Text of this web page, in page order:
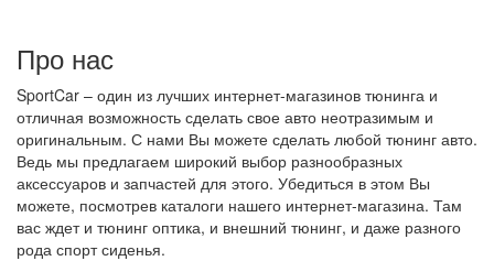
Про нас
SportCar – один из лучших интернет-магазинов тюнинга и
отличная возможность сделать свое авто неотразимым и
оригинальным. С нами Вы можете сделать любой тюнинг авто.
Ведь мы предлагаем широкий выбор разнообразных
аксессуаров и запчастей для этого. Убедиться в этом Вы
можете, посмотрев каталоги нашего интернет-магазина. Там
вас ждет и тюнинг оптика, и внешний тюнинг, и даже разного
рода спорт сиденья.